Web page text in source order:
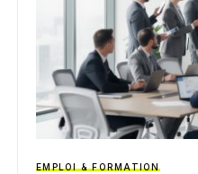
EMPLOI & FORMATION